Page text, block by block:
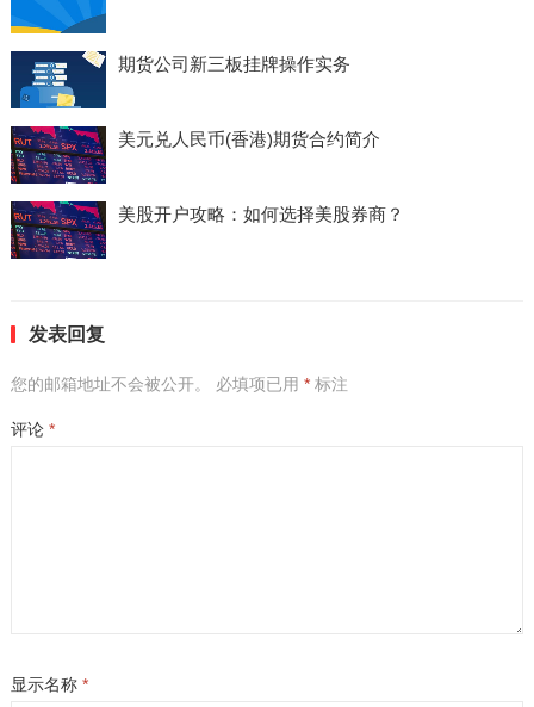
期货公司新三板挂牌操作实务
美元兑人民币(香港)期货合约简介
美股开户攻略：如何选择美股券商？
发表回复
您的邮箱地址不会被公开。 必填项已用 *标注
评论 *
显示名称 *